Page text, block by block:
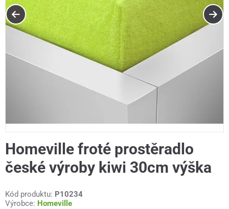
Homeville froté prostěradlo
české výroby kiwi 30cm výška
Kód produktu: P10234
Výrobce: Homeville